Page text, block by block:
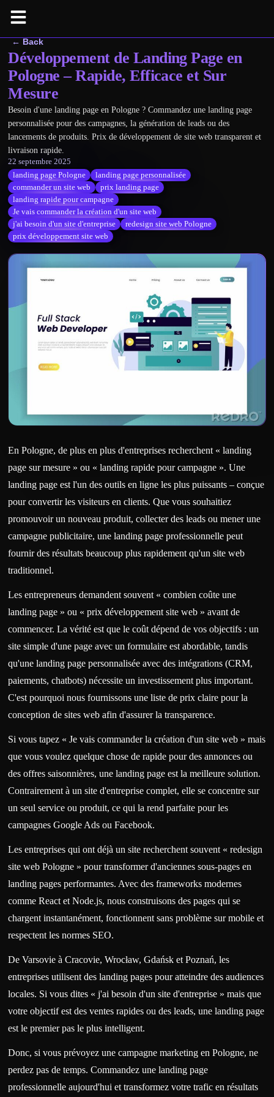
← Back
Développement de Landing Page en
Pologne – Rapide, Efficace et Sur
Mesure
Besoin d'une landing page en Pologne ? Commandez une landing page
personnalisée pour des campagnes, la génération de leads ou des
lancements de produits. Prix de développement de site web transparent et
livraison rapide.
22 septembre 2025
landing page Pologne
landing page personnalisée
commander un site web
prix landing page
landing rapide pour campagne
Je vais commander la création d'un site web
j'ai besoin d'un site d'entreprise
redesign site web Pologne
prix développement site web
En Pologne, de plus en plus d'entreprises recherchent « landing
page sur mesure » ou « landing rapide pour campagne ». Une
landing page est l'un des outils en ligne les plus puissants – conçue
pour convertir les visiteurs en clients. Que vous souhaitiez
promouvoir un nouveau produit, collecter des leads ou mener une
campagne publicitaire, une landing page professionnelle peut
fournir des résultats beaucoup plus rapidement qu'un site web
traditionnel.
Les entrepreneurs demandent souvent « combien coûte une
landing page » ou « prix développement site web » avant de
commencer. La vérité est que le coût dépend de vos objectifs : un
site simple d'une page avec un formulaire est abordable, tandis
qu'une landing page personnalisée avec des intégrations (CRM,
paiements, chatbots) nécessite un investissement plus important.
C'est pourquoi nous fournissons une liste de prix claire pour la
conception de sites web afin d'assurer la transparence.
Si vous tapez « Je vais commander la création d'un site web » mais
que vous voulez quelque chose de rapide pour des annonces ou
des offres saisonnières, une landing page est la meilleure solution.
Contrairement à un site d'entreprise complet, elle se concentre sur
un seul service ou produit, ce qui la rend parfaite pour les
campagnes Google Ads ou Facebook.
Les entreprises qui ont déjà un site recherchent souvent « redesign
site web Pologne » pour transformer d'anciennes sous-pages en
landing pages performantes. Avec des frameworks modernes
comme React et Node.js, nous construisons des pages qui se
chargent instantanément, fonctionnent sans problème sur mobile et
respectent les normes SEO.
De Varsovie à Cracovie, Wrocław, Gdańsk et Poznań, les
entreprises utilisent des landing pages pour atteindre des audiences
locales. Si vous dites « j'ai besoin d'un site d'entreprise » mais que
votre objectif est des ventes rapides ou des leads, une landing page
est le premier pas le plus intelligent.
Donc, si vous prévoyez une campagne marketing en Pologne, ne
perdez pas de temps. Commandez une landing page
professionnelle aujourd'hui et transformez votre trafic en résultats